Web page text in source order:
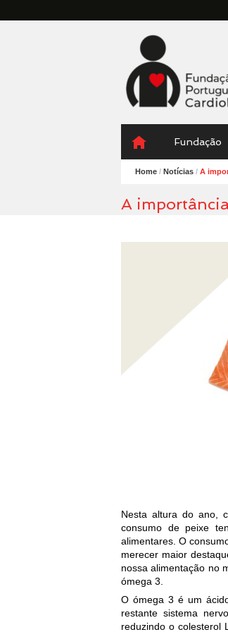
Menu
content
Fundação
Home / Notícias / A
A
Nesta altura do ano,
consumo de peixe
alimentares. O
merecer maior
nossa alimentação no
ómega 3.
O ómega 3 é um
restante sistema
reduzindo o colesterol